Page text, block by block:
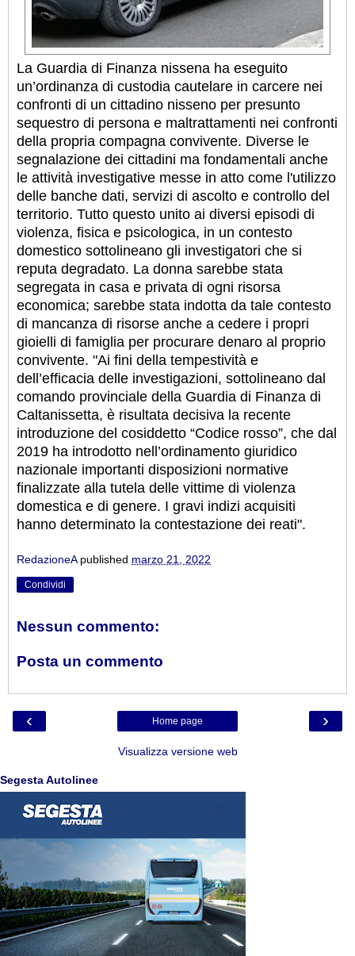
La Guardia di Finanza nissena ha eseguito
un’ordinanza di custodia cautelare in carcere nei
confronti di un cittadino nisseno per presunto
sequestro di persona e maltrattamenti nei confronti
della propria compagna convivente. Diverse le
segnalazione dei cittadini ma fondamentali anche
le attività investigative messe in atto come l'utilizzo
delle banche dati, servizi di ascolto e controllo del
territorio. Tutto questo unito ai diversi episodi di
violenza, fisica e psicologica, in un contesto
domestico sottolineano gli investigatori che si
reputa degradato. La donna sarebbe stata
segregata in casa e privata di ogni risorsa
economica; sarebbe stata indotta da tale contesto
di mancanza di risorse anche a cedere i propri
gioielli di famiglia per procurare denaro al proprio
convivente. "Ai fini della tempestività e
dell’efficacia delle investigazioni, sottolineano dal
comando provinciale della Guardia di Finanza di
Caltanissetta, è risultata decisiva la recente
introduzione del cosiddetto “Codice rosso”, che dal
2019 ha introdotto nell’ordinamento giuridico
nazionale importanti disposizioni normative
finalizzate alla tutela delle vittime di violenza
domestica e di genere. I gravi indizi acquisiti
hanno determinato la contestazione dei reati".
RedazioneA published marzo 21, 2022
Condividi
Nessun commento:
Posta un commento
‹ ›
Home page
Visualizza versione web
Segesta Autolinee